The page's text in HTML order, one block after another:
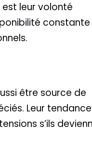
leur volonté
être source de
Leur
s’ils